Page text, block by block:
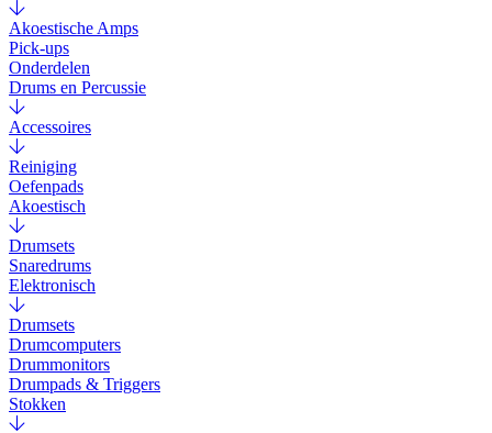
Akoestische Amps
Pick-ups
Onderdelen
Drums en Percussie
Accessoires
Reiniging
Oefenpads
Akoestisch
Drumsets
Snaredrums
Elektronisch
Drumsets
Drumcomputers
Drummonitors
Drumpads & Triggers
Stokken